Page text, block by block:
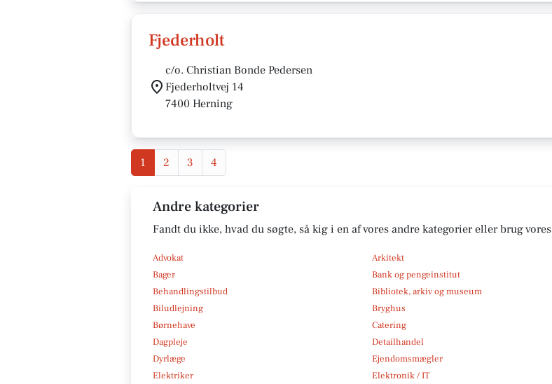
Fjederholt
c/o. Christian Bonde Pedersen
Fjederholtvej 14
7400 Herning
1 2 3 4
Andre kategorier
Fandt du ikke, hvad du søgte, så kig i en af vores andre kategorier eller brug vores
Advokat Arkitekt
Bager
Bank og pengeinstitut
Behandlingstilbud
Bibliotek, arkiv og museum
Biludlejning
Bryghus
Børnehave
Catering
Dagpleje
Detailhandel
Dyrlæge
Ejendomsmægler
Elektriker
Elektronik / IT